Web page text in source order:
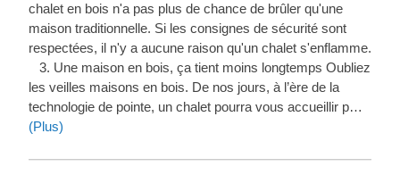
chalet en bois n'a pas plus de chance de brûler qu'une
maison traditionnelle. Si les consignes de sécurité sont
respectées, il n'y a aucune raison qu'un chalet s'enflamme.
3. Une maison en bois, ça tient moins longtemps Oubliez
les veilles maisons en bois. De nos jours, à l’ère de la
technologie de pointe, un chalet pourra vous accueillir p…
(Plus)